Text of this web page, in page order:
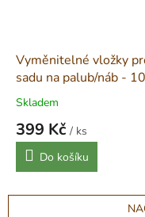
Vyměnitelné vložky
sadu na palub/náb -
Skladem
399 Kč / ks
Měrná
cena: Do košíku